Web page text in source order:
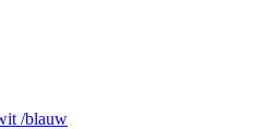
/blauw